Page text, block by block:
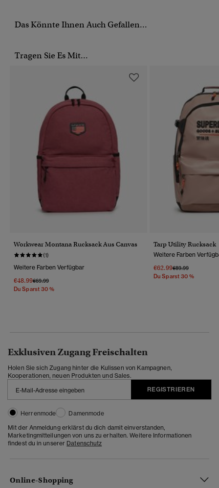
Das Könnte Ihnen Auch Gefallen...
Tragen Sie Es Mit...
Workwear Montana Rucksack Aus Canvas
(1)
Weitere Farben Verfügbar
€48.99Preis Wurde Reduziert Von
€69.99Bis
Du Sparst 30 %
Tarp Utility Rucksack
Weitere Farben
€62.99Preis Wurde
€89.99Bis
Du Sparst 30 %
Exklusiven Zugang Freischalten
Holen Sie sich Zugang hinter die Kulissen von Kampagnen,
Kooperationen, neuen Produkten und Sales.
REGISTRIEREN
Herrenmode
Damenmode
Mit der Anmeldung erklärst du dich damit einverstanden,
Marketingmitteilungen von uns zu erhalten. Weitere Informationen
findest du in unserer Datenschutz
Online-Shopping